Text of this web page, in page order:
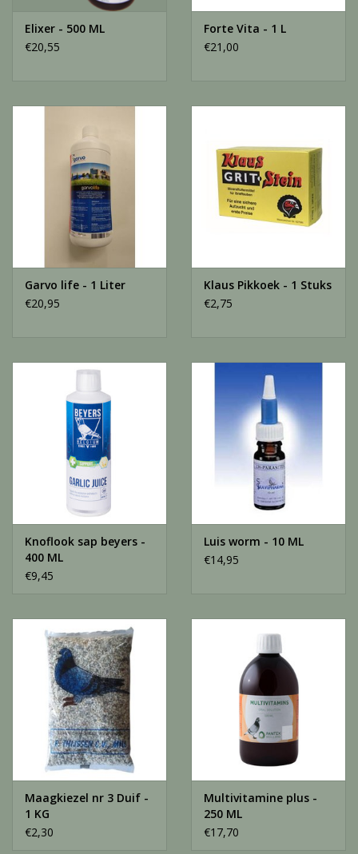
Elixer - 500 ML
€20,55
Forte Vita - 1 L
€21,00
Garvo life - 1 Liter
€20,95
Klaus Pikkoek - 1 Stuks
€2,75
Knoflook sap beyers -
400 ML
€9,45
Luis worm - 10 ML
€14,95
Maagkiezel nr 3 Duif -
1 KG
€2,30
Multivitamine plus -
250 ML
€17,70